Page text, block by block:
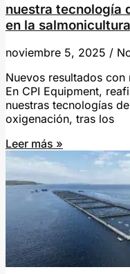
nuestra tecnología
en la salmonicultura
noviembre 5, 2025
Nuevos resultados
En CPI Equipment,
nuestras tecnologías
oxigenación, tras los
Leer más »